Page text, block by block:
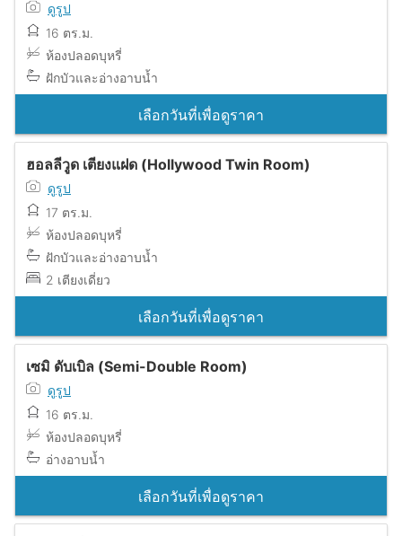
ดูรูป
16 ตร.ม.
ห้องปลอดบุหรี่
ฝักบัวและอ่างอาบน้ำ
เลือกวันที่เพื่อดูราคา
ฮอลลีวูด เตียงแฝด (Hollywood Twin Room)
ดูรูป
17 ตร.ม.
ห้องปลอดบุหรี่
ฝักบัวและอ่างอาบน้ำ
2 เตียงเดี่ยว
เลือกวันที่เพื่อดูราคา
เซมิ ดับเบิล (Semi-Double Room)
ดูรูป
16 ตร.ม.
ห้องปลอดบุหรี่
อ่างอาบน้ำ
เลือกวันที่เพื่อดูราคา